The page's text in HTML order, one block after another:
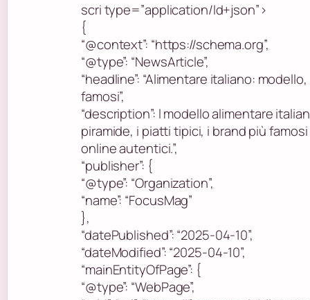
scri type=”application/ld+json”>
{
“@context”: “https://schema.org”,
“@type”: “NewsArticle”,
“headline”: “Alimentare italiano:
famosi”,
“description”: l modello alimentare
piramide, i piatti tipici, i brand più
online autentici.”,
“publisher”: {
“@type”: “Organization”,
“name”: “FocusMag”
},
“datePublished”: “2025-04-10”,
“dateModified”: “2025-04-10”,
“mainEntityOfPage”: {
“@type”: “WebPage”,